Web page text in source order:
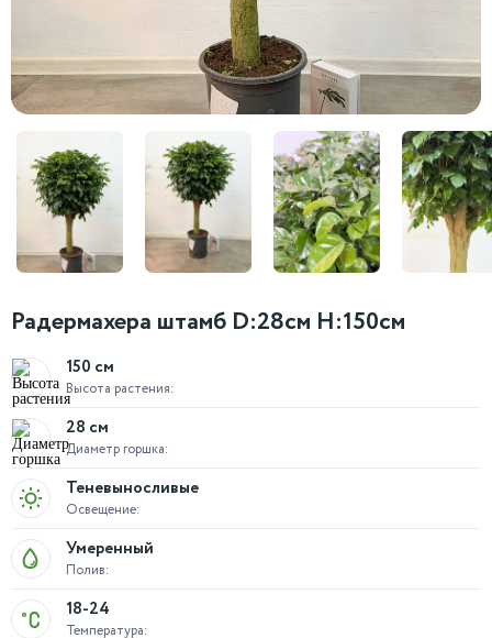
Радермахера штамб D:28см H:150см
Высота растения:
150 см
Диаметр горшка:
28 см
Освещение:
Теневыносливые
Полив:
Умеренный
Температура:
18-24